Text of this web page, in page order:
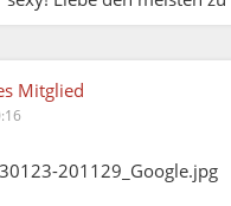
Mitglied